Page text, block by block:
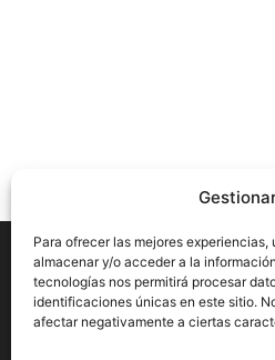
Para ofrecer las mejores
almacenar y/o acceder a la
tecnologías nos permitirá procesar
identificaciones únicas en este sitio.
afectar negativamente a ciertas
Aviso Legal Privacidad